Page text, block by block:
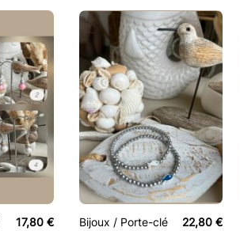
17,80 € Bijoux / Porte-clé 22,80€